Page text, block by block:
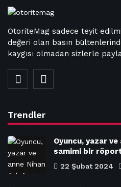
OtoriteMag sadece teyit
değeri olan basın
kaygısı olmadan sizlerle
Trendler
Oyuncu, yazar ve
samimi bir
22 Şubat 2024